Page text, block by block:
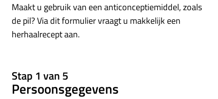
Maakt u gebruik van een anticonceptiemiddel, zoals
de pil? Via dit formulier vraagt u makkelijk een
herhaalrecept aan.
Stap 1 van 5
Persoonsgegevens